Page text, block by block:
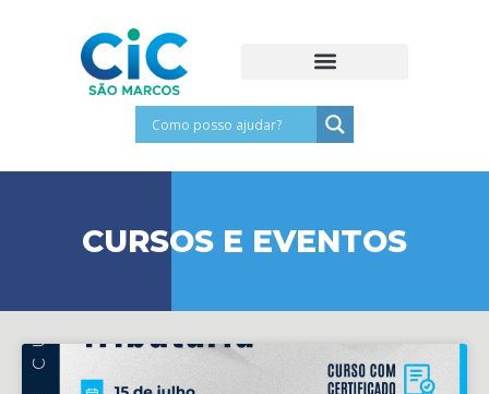
CURSOS E EVENTOS